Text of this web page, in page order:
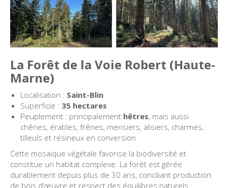
La Forêt de la Voie Robert (Haute-
Marne)
Localisation : Saint-Blin
Superficie : 35 hectares
Peuplement : principalement hêtres, mais aussi
chênes, érables, frênes, merisiers, alisiers, charmes,
tilleuls et résineux en conversion
Cette mosaïque végétale favorise la biodiversité et
constitue un habitat complexe. La forêt est gérée
durablement depuis plus de 30 ans, conciliant production
de bois d’œuvre et respect des équilibres naturels.